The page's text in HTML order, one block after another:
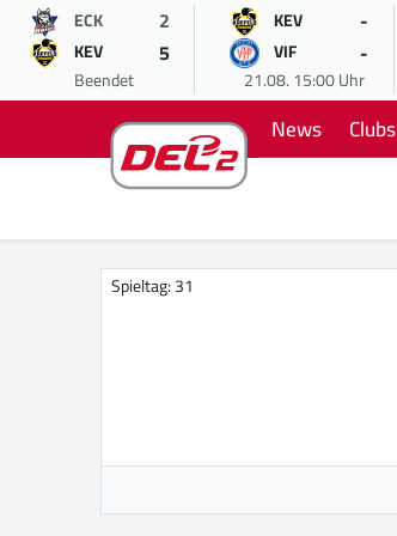
ECK 2
KEV 5
Beendet
KEV -
VIF -
21.08. 15:00 Uhr
News Clubs
Spieltag: 31